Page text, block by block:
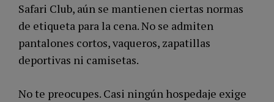
Safari Club, aún se mantienen ciertas normas
de etiqueta para la cena. No se admiten
pantalones cortos, vaqueros, zapatillas
deportivas ni camisetas.
No te preocupes. Casi ningún hospedaje exige